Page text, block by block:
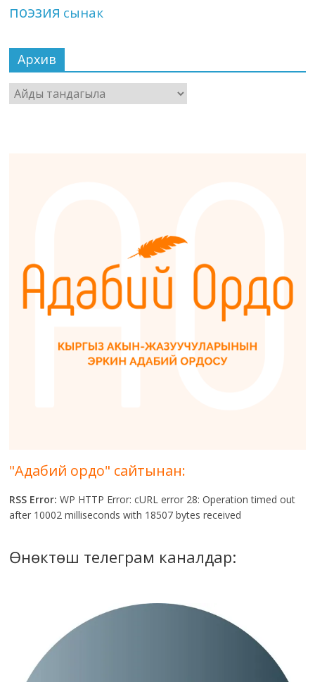
поэзия сынак
Архив
Архив
"Адабий ордо" сайтынан:
RSS Error: WP HTTP Error: cURL error 28: Operation timed out
after 10002 milliseconds with 18507 bytes received
Өнөктөш телеграм каналдар: